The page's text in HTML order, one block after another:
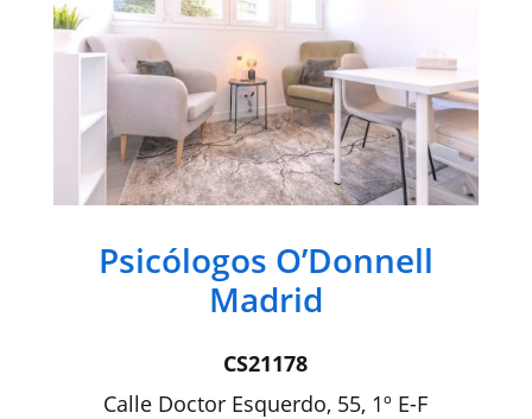
Psicólogos O’Donnell
Madrid
CS21178
Calle Doctor Esquerdo, 55, 1º E-F